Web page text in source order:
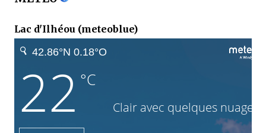
Lac d'Ilhéou (meteoblue)